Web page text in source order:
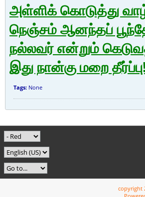
அள்ளிக் கொடுத்து
நெஞ்சம் ஆனந்தப்
நல்லவர் என்றும்
இது நான்கு மறை
Tags: None
copyright